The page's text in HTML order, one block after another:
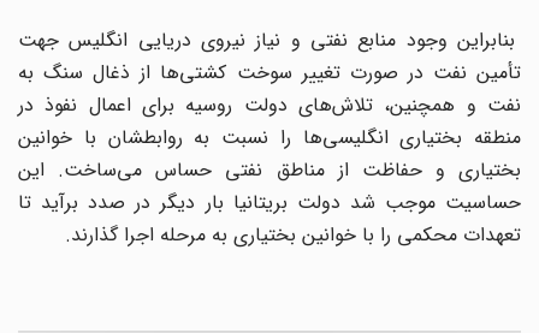
بنابراین وجود منابع نفتی و نیاز نیروی دریایی انگلیس جهت
تأمین نفت در صورت تغییر سوخت کشتیها از ذغال سنگ به
نفت و همچنین، تلاشهای دولت روسیه برای اعمال نفوذ در
منطقه بختیاری انگلیسیها را نسبت به روابطشان با خوانین
بختیاری و حفاظت از مناطق نفتی حساس میساخت. این
حساسیت موجب شد دولت بریتانیا بار دیگر در صدد برآید تا
تعهدات محکمی را با خوانین بختیاری به مرحله اجرا گذارند.